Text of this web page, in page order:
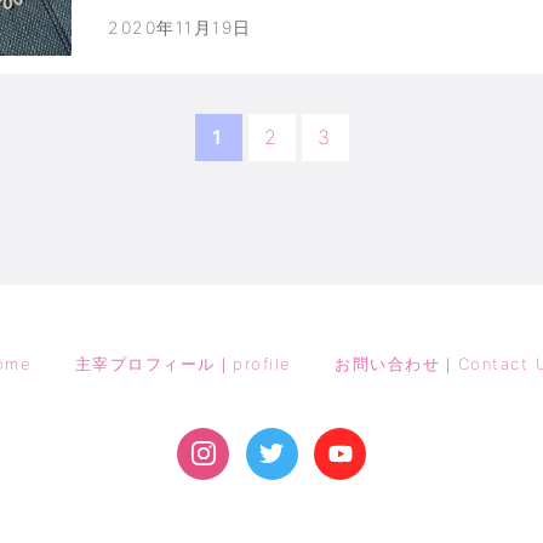
ールビーズを中心にレ…
2020年11月19日
1 2 3
主宰プロフィール｜profile お問い合わせ｜Contact